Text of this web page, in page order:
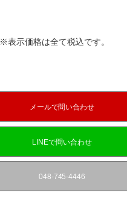
※表示価格は全て税込です。
メールで問い合わせ
048-745-4446